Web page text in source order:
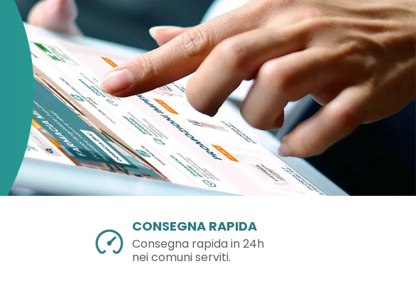
CONSEGNA RAPIDA
Consegna rapida in 24h
nei comuni serviti.